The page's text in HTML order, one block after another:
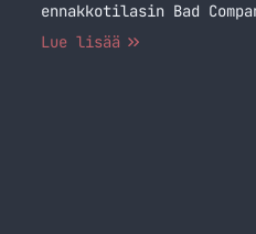
ennakkotilasin Bad
olen päässyt
Lue lisää